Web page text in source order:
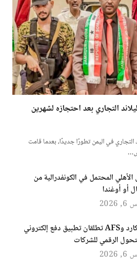
التجاري بعد احتجازه لشهرين
في اليمن تطورًا جديدًا، بعدما قامت
المحتمل في الكونفدرالية من
أو أوغندا
ماستركارد وAFS تطلقان تطبيق دفع إلكتروني
الرقمي للشركات